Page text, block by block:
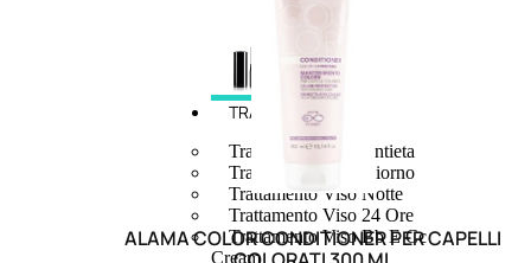
TRATTAMENTI
Trattamento Viso Antieta
Trattamento Viso Giorno
Trattamento Viso Notte
Trattamento Viso 24 Ore
Trattamento Viso Bb E Cc
Cream
ALAMA COLOR CONDITIONER PER CAPELLI